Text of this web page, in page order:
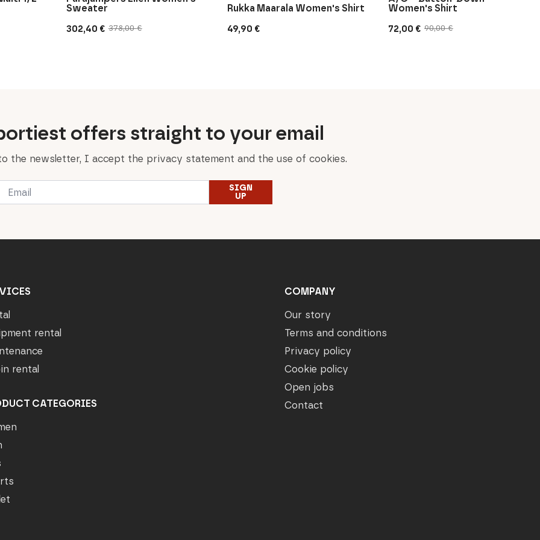
378,00€
Original
302,40 €
Current
Sweater
49,90 €
Rukka Maarala Women's Shirt
90,00€
Original
72,00 €
Current
Women's Shirt
offers straight to your email
the newsletter, I accept the privacy statement and the use of cookies.
SIGN
UP
rental
rental
CATEGORIES
COMPANY
Our story
Terms and conditions
Privacy policy
Cookie policy
Open jobs
Contact